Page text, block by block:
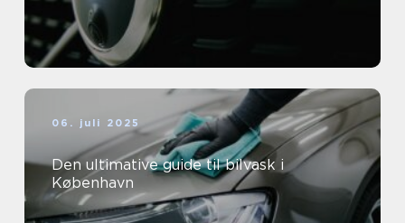
06. juli 2025
Den ultimative guide til bilvask i
København